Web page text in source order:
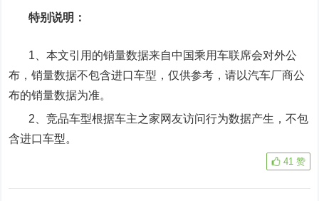
特别说明：
1、本文引用的销量数据来自中国乘用车联席会对外公
布，销量数据不包含进口车型，仅供参考，请以汽车厂商公
布的销量数据为准。
2、竞品车型根据车主之家网友访问行为数据产生，不包
含进口车型。
41 赞